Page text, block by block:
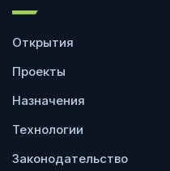
Открытия
Проекты
Назначения
Технологии
Законодательство